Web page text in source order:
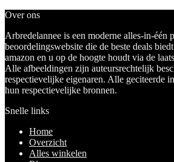
Over ons
Arbredelannee is een moderne alles-in-één
beoordelingswebsite die de beste deals
amazon en u op de hoogte houdt via de
Alle afbeeldingen zijn auteursrechtelijk
respectievelijke eigenaren. Alle geciteerde
hun respectievelijke bronnen.
Snelle links
Home
Overzicht
Alles winkelen